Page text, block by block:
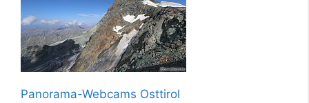
Panorama-Webcams Osttirol